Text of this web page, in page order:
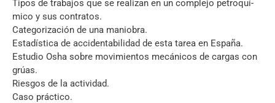
Tipos de trabajos que se realizan en un complejo petroquí­
mico y sus contratos.
Categorización de una maniobra.
Estadí­stica de accidentabilidad de esta tarea en España.
Estudio Osha sobre movimientos mecánicos de cargas con
grúas.
Riesgos de la actividad.
Caso práctico.